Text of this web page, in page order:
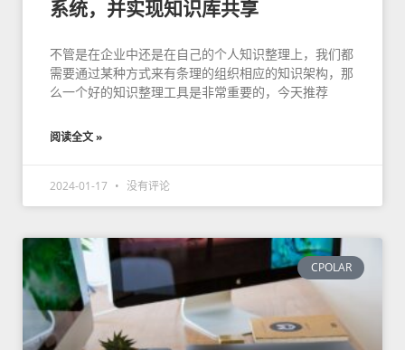
系统，并实现知识库共享
不管是在企业中还是在自己的个人知识整理上，我们都
需要通过某种方式来有条理的组织相应的知识架构，那
么一个好的知识整理工具是非常重要的，今天推荐
阅读全文 »
2024-01-17 没有评论
CPOLAR